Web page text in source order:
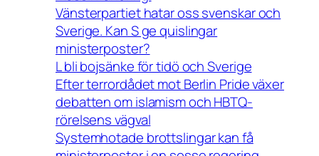
Vänsterpartiet hatar oss svenskar och
Sverige. Kan S ge quislingar
ministerposter?
L bli bojsänke för tidö och Sverige
Efter terrordådet mot Berlin Pride växer
debatten om islamism och HBTQ-
rörelsens vägval
Systemhotade brottslingar kan få